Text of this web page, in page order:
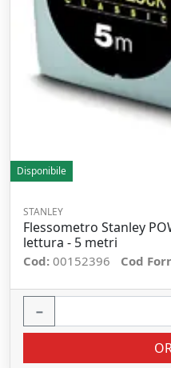
Disponibile
STANLEY
Flessometro Stanley
lettura - 5 metri
Cod: 00152396 Cod
−